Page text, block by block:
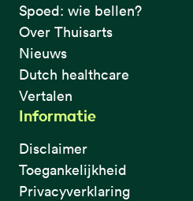
Spoed: wie bellen?
Over Thuisarts
Nieuws
Dutch healthcare
Vertalen
Informatie
Disclaimer
Toegankelijkheid
Privacyverklaring